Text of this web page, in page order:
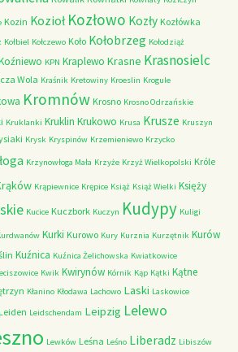
Kozin Kozioł Kozłowo Kozły Kozłówka
Kołbiel Kołczewo Koło Kołobrzeg Kołodziąż
KPN Kraplewo Krasne Krasnosielc
Wola Kraśnik Kretowiny Kroeslin Krogule
Kromnów Krosno Krosno Odrzańskie
Kruklanki Kruklin Krukowo Krusa Krusze Kruszyn
Krysk Kryspinów Krzemieniewo Krzycko
Krzynowłoga Mała Krzyże Krzyż Wielkopolski Króle
Krąpiewnice Krępice Książ Książ Wielki Księży
Kucice Kuczbork Kuczyn Kudypy Kuligi
Kurki Kurowo Kury Kurznia Kurzętnik Kurów
Kuźnica Kuźnica Żelichowska Kwiatkowice
Kwik Kwirynów Kórnik Kąp Kątki Kątne
Kłanino Kłodawa Lachowo Laski Laskowice
Leidschendam Leipzig Lelewo
Lewków Leśna Leśno Liberadz Libiszów